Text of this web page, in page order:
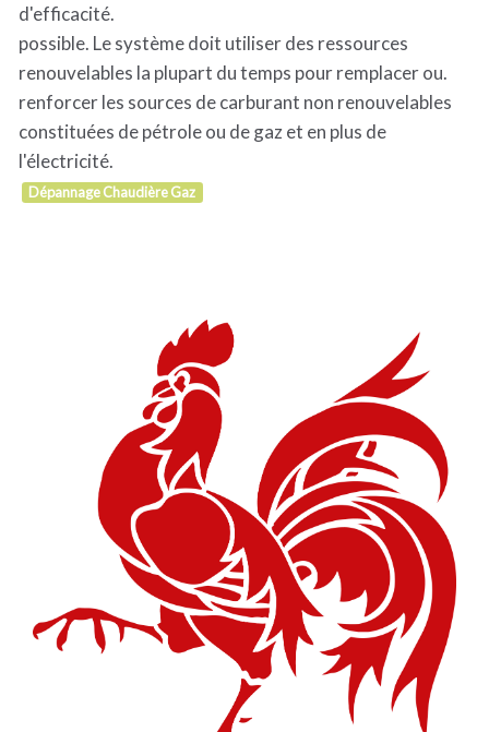
d'efficacité.
possible. Le système doit utiliser des ressources
renouvelables la plupart du temps pour remplacer ou.
renforcer les sources de carburant non renouvelables
constituées de pétrole ou de gaz et en plus de
l'électricité.
Dépannage Chaudière Gaz